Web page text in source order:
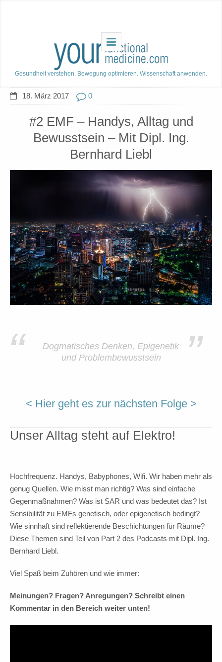
Gesundheit verstehen. Bewegung optimieren. Wissenschaft anwenden.
18. März 2017 0
#2 EMF – Handys, Alltag und
Bewusstsein – Mit Dipl. Ing.
Bernhard Liebl
”
“
Dogmatisches Denken, Epigenetik
und Problembewusstsein
< Hier geht es zur nächsten Folge >
Unser Alltag steht auf Elektro!
Hochfrequenz. Handys, Babyphones, Wifi. Wir haben mehr als
genug Quellen. Wie misst man richtig? Was sind einfache
Gegenmaßnahmen? Was ist SAR und was bedeutet das? Ist
Sensibilität zu EMFs genetisch, oder epigenetisch bedingt?
Wie sinnhaft sind reflektierende Beschichtungen für Räume?
Diese Themen sind Teil von Part 2 des Podcasts mit Dipl. Ing.
Bernhard Liebl.
Viel Spaß beim Zuhören und wie immer:
Meinungen? Fragen? Anregungen? Schreibt einen
Kommentar in den Bereich weiter unten!